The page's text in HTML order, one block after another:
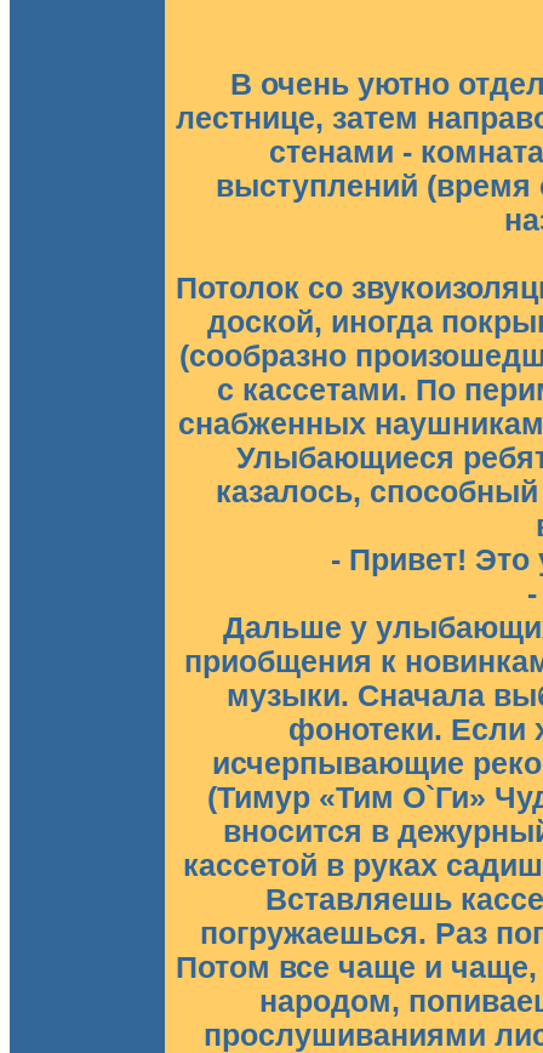
В очень уютно
лестнице, затем
стенами -
выступлений
Потолок со
доской, иногда
(сообразно
с кассетами. По
снабженных
Улыбающиеся
казалось,
- Привет!
Дальше у
приобщения к
музыки. Сначала
фонотеки. Если
исчерпывающие
(Тимур «Тим О`Ги»
вносится в
кассетой в руках
Вставляешь
погружаешься. Раз
Потом все чаще и
народом,
прослушиваниями